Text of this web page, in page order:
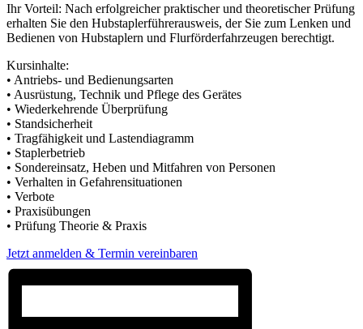
Ihr Vorteil: Nach erfolgreicher praktischer und theoretischer Prüfung
erhalten Sie den Hubstaplerführerausweis, der Sie zum Lenken und
Bedienen von Hubstaplern und Flurförderfahrzeugen berechtigt.
Kursinhalte:
• Antriebs- und Bedienungsarten
• Ausrüstung, Technik und Pflege des Gerätes
• Wiederkehrende Überprüfung
• Standsicherheit
• Tragfähigkeit und Lastendiagramm
• Staplerbetrieb
• Sondereinsatz, Heben und Mitfahren von Personen
• Verhalten in Gefahrensituationen
• Verbote
• Praxisübungen
• Prüfung Theorie & Praxis
Jetzt anmelden & Termin vereinbaren